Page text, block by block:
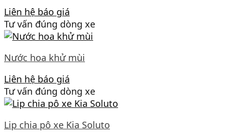
Liên hệ báo giá
Tư vấn đúng dòng xe
Nước hoa khử mùi
Liên hệ báo giá
Tư vấn đúng dòng xe
Lip chia pô xe Kia Soluto